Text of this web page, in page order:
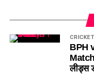
CRICKET
BPH
Match
लीड्स